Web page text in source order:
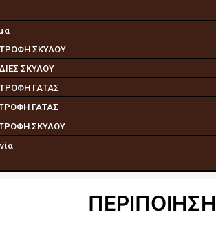
ΣΚΥΛΟΥ
ΣΚΥΛΟΥ
ΓΑΤΑΣ
ΓΑΤΑΣ
ΣΚΥΛΟΥ
ΠΕΡΙΠΟΙΗΣΗ